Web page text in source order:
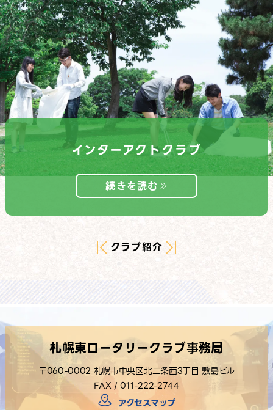
クラブ紹介
ゴルフ同好会
続きを読む
札幌東ロータリークラブ事務局
〒060-0002 札幌市中央区北二条西3丁目 敷島ビル
FAX / 011-222-2744
アクセスマップ